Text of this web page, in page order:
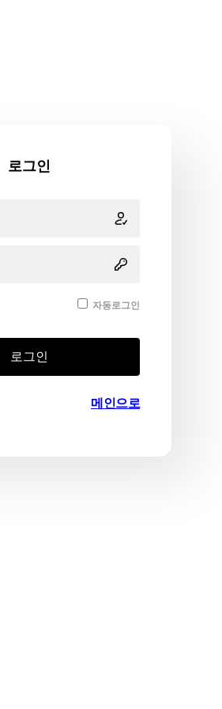
로그인
자동로그인
로그인
메인으로